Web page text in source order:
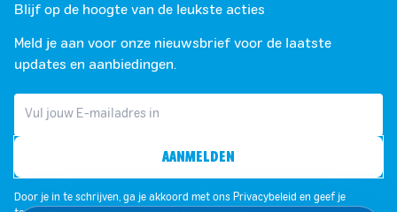
Blijf op de hoogte van de leukste acties
Meld je aan voor onze nieuwsbrief voor de laatste
updates en aanbiedingen.
AANMELDEN
Door je in te schrijven, ga je akkoord met ons Privacybeleid en geef je